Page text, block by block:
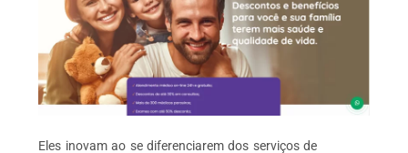
Eles inovam ao se diferenciarem dos serviços de